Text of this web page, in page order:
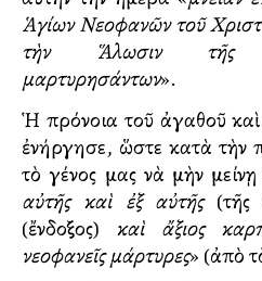
Ἁγίων Νεοφανῶν τοῦ
τὴν Ἅλωσιν τῆς
μαρτυρησάντων».
Ἡ πρόνοια τοῦ ἀγαθοῦ
ἐνήργησε, ὥστε κατὰ τὴν
τὸ γένος μας νὰ μὴν
αὐτῆς καὶ ἐξ αὐτῆς (τῆς
(ἔνδοξος) καὶ ἄξιος
νεοφανεῖς μάρτυρες» (ἀπὸ